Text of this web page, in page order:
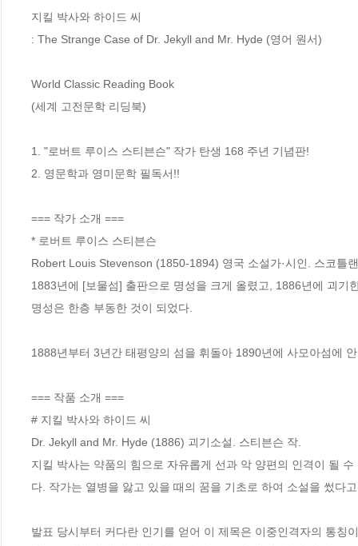
지킬 박사와 하이드 씨
: The Strange Case of Dr. Jekyll and Mr. Hyde (영어 원서)
World Classic Reading Book
(세계 고전문학 리딩북)
1. "로버트 루이스 스티븐슨" 작가 탄생 168 주년 기념판!
2. 영문학과 영미문학 필독서!!
=== 작가 소개 ===
* 로버트 루이스 스티븐슨
Robert Louis Stevenson (1850-1894) 영국 소설가·시인. 스코틀
1883년에 [보물섬] 출판으로 명성을 크게 올렸고, 1886년에 괴
명성은 한층 부동한 것이 되었다.
1888년부터 3년간 태평양의 섬을 휘돌아 1890년에 사모아섬에
=== 작품 소개 ===
# 지킬 박사와 하이드 씨
Dr. Jekyll and Mr. Hyde (1886) 괴기소설. 스티븐슨 작.
지킬 박사는 약품의 힘으로 자유롭게 선과 악 양편의 인격이 될
다. 작가는 열병을 앓고 있을 때의 꿈을 기초로 하여 소설을 썼다
발표 당시부터 커다란 인기를 얻어 이 제목은 이중인격자의 통칭